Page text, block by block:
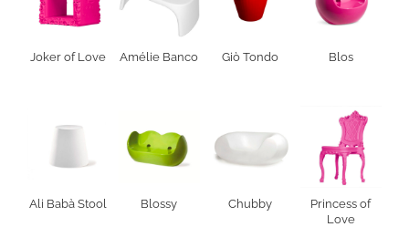
Joker of Love Amélie Banco Giò Tondo Blos
Ali Babà Stool Blossy Chubby
Princess of
Love